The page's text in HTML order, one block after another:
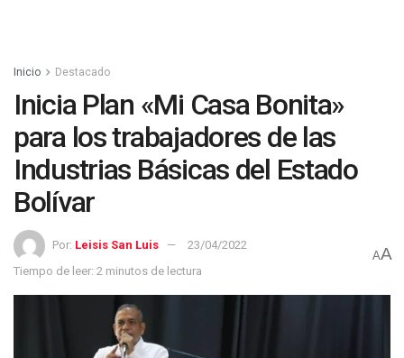
Inicio Destacado
Inicia Plan «Mi Casa Bonita»
para los trabajadores de las
Industrias Básicas del Estado
Bolívar
Por: Leisis San Luis
23/04/2022
Tiempo de leer: 2 minutos de lectura
AA